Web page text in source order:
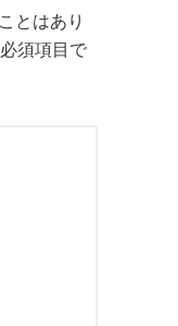
とはあり
須項目で